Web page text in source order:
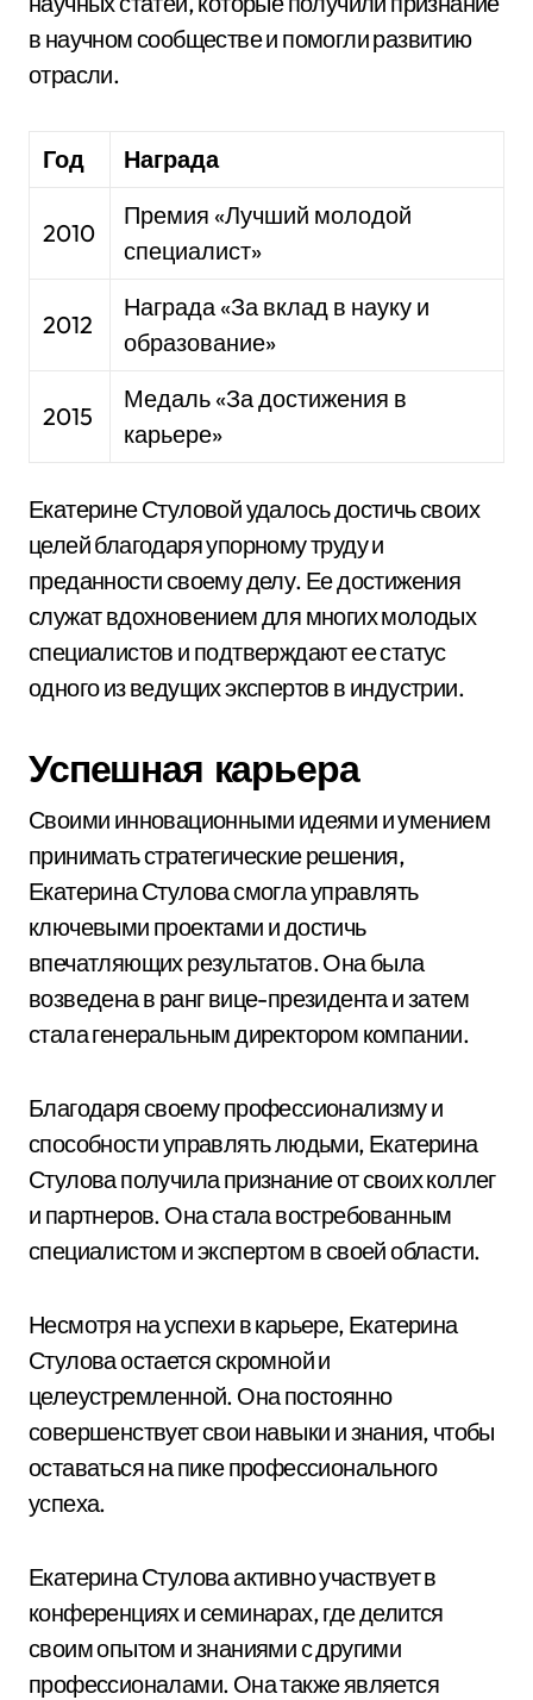
в научном сообществе и помогли развитию
отрасли.
Год Награда
2010
Премия «Лучший молодой
специалист»
2012
Награда «За вклад в науку и
образование»
2015
Медаль «За достижения в
карьере»
Екатерине Стуловой удалось достичь своих
целей благодаря упорному труду и
преданности своему делу. Ее достижения
служат вдохновением для многих молодых
специалистов и подтверждают ее статус
одного из ведущих экспертов в индустрии.
Успешная карьера
Своими инновационными идеями и умением
принимать стратегические решения,
Екатерина Стулова смогла управлять
ключевыми проектами и достичь
впечатляющих результатов. Она была
возведена в ранг вице-президента и затем
стала генеральным директором компании.
Благодаря своему профессионализму и
способности управлять людьми, Екатерина
Стулова получила признание от своих коллег
и партнеров. Она стала востребованным
специалистом и экспертом в своей области.
Несмотря на успехи в карьере, Екатерина
Стулова остается скромной и
целеустремленной. Она постоянно
совершенствует свои навыки и знания, чтобы
оставаться на пике профессионального
успеха.
Екатерина Стулова активно участвует в
конференциях и семинарах, где делится
своим опытом и знаниями с другими
профессионалами. Она также является